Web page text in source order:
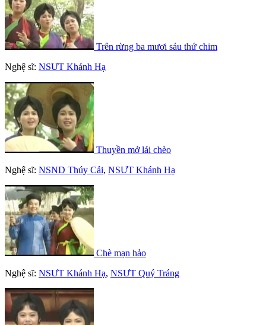
Trên rừng ba mươi sáu thứ chim
Nghệ sĩ: NSƯT Khánh Hạ
Thuyền mở lái chèo
Nghệ sĩ: NSND Thúy Cải, NSƯT Khánh Hạ
Chè mạn hảo
Nghệ sĩ: NSƯT Khánh Hạ, NSƯT Quý Tráng